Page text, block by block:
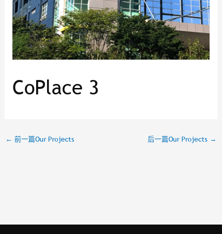
CoPlace 3
← 前一篇Our Projects 后一篇Our Projects →